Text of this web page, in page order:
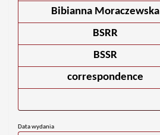
Bibianna Moraczewska
BSRR
BSSR
correspondence
Data wydania